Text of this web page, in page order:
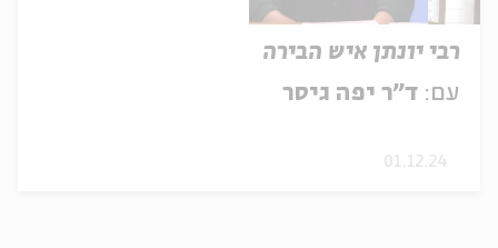
רבי יונתן איש הבירה
עם: ד"ר יפה גיסר
01.12.24